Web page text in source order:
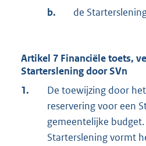
b. de
Artikel 7 Financiële toets,
Starterslening door SVn
1.
De toewijzing door
reservering voor een
gemeentelijke
Starterslening vormt